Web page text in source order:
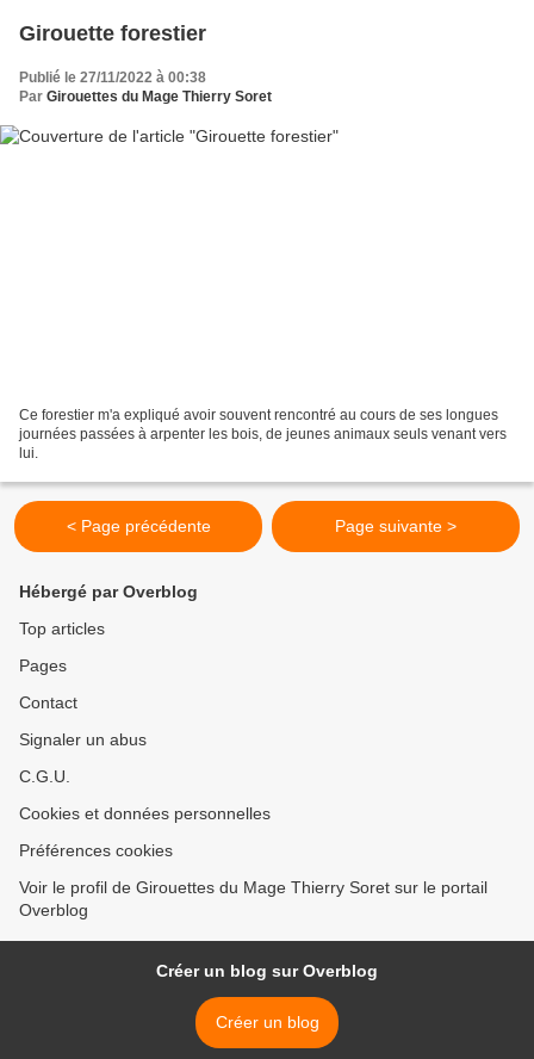
Girouette forestier
Publié le 27/11/2022 à 00:38
Par Girouettes du Mage Thierry Soret
Ce forestier m'a expliqué avoir souvent rencontré au cours de ses longues
journées passées à arpenter les bois, de jeunes animaux seuls venant vers
lui.
< Page précédente Page suivante >
Hébergé par Overblog
Top articles
Pages
Contact
Signaler un abus
C.G.U.
Cookies et données personnelles
Préférences cookies
Voir le profil de Girouettes du Mage Thierry Soret sur le portail
Overblog
Créer un blog sur Overblog
Créer un blog